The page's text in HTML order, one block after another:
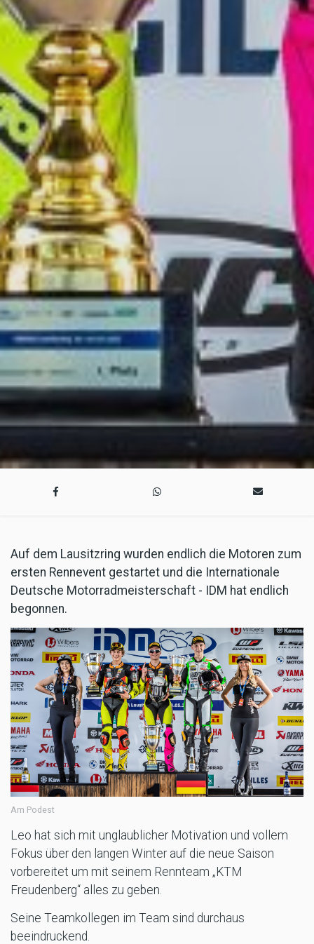
Auf dem Lausitzring wurden endlich die Motoren zum
ersten Rennevent gestartet und die Internationale
Deutsche Motorradmeisterschaft - IDM hat endlich
begonnen.
Am Podest
Leo hat sich mit unglaublicher Motivation und vollem
Fokus über den langen Winter auf die neue Saison
vorbereitet um mit seinem Rennteam „KTM
Freudenberg“ alles zu geben.
Seine Teamkollegen im Team sind durchaus
beeindruckend.